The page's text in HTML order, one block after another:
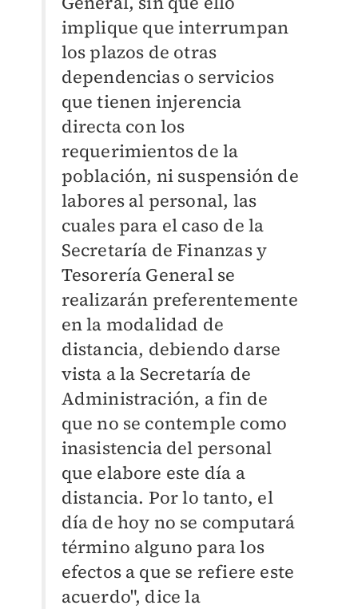
implique que interrumpan
los plazos de otras
dependencias o servicios
que tienen injerencia
directa con los
requerimientos de la
población, ni suspensión de
labores al personal, las
cuales para el caso de la
Secretaría de Finanzas y
Tesorería General se
realizarán preferentemente
en la modalidad de
distancia, debiendo darse
vista a la Secretaría de
Administración, a fin de
que no se contemple como
inasistencia del personal
que elabore este día a
distancia. Por lo tanto, el
día de hoy no se computará
término alguno para los
efectos a que se refiere este
acuerdo", dice la